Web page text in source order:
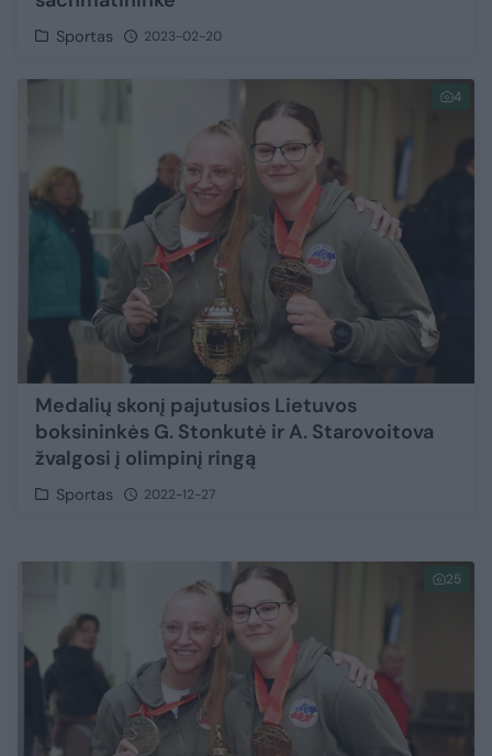
Sportas 2023-02-20
4
Medalių skonį pajutusios Lietuvos
boksininkės G. Stonkutė ir A. Starovoitova
žvalgosi į olimpinį ringą
Sportas 2022-12-27
25